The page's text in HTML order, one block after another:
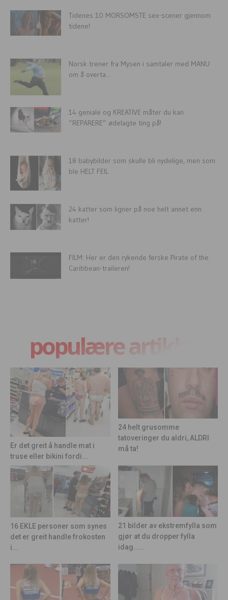
Tidenes 10 MORSOMSTE sex-scener gjennom
tidene!
Norsk trener fra Mysen i samtaler med MANU
om å overta...
14 geniale og KREATIVE måter du kan
“REPARERE” ødelagte ting på!
18 babybilder som skulle bli nydelige, men som
ble HELT FEIL
24 katter som ligner på noe helt annet enn
katter!
FILM: Her er den rykende ferske Pirate of the
Caribbean-traileren!
populære artikler
Er det greit å handle mat i
truse eller bikini fordi...
24 helt grusomme
tatoveringer du aldri, ALDRI
må ta!
16 EKLE personer som synes
det er greit handle frokosten
i...
21 bilder av ekstremfylla som
gjør at du dropper fylla
idag.....